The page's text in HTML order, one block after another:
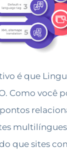
é que
Como você
que sites